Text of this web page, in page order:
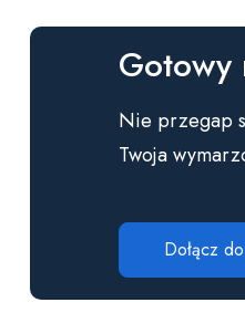
Gotowy
Nie przegap
Twoja
Dołącz